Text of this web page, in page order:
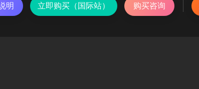
明 立即购买（国际站） 购买咨询